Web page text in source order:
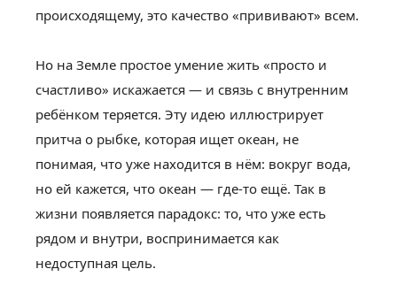
происходящему, это качество «прививают» всем.
Но на Земле простое умение жить «просто и
счастливо» искажается — и связь с внутренним
ребёнком теряется. Эту идею иллюстрирует
притча о рыбке, которая ищет океан, не
понимая, что уже находится в нём: вокруг вода,
но ей кажется, что океан — где-то ещё. Так в
жизни появляется парадокс: то, что уже есть
рядом и внутри, воспринимается как
недоступная цель.